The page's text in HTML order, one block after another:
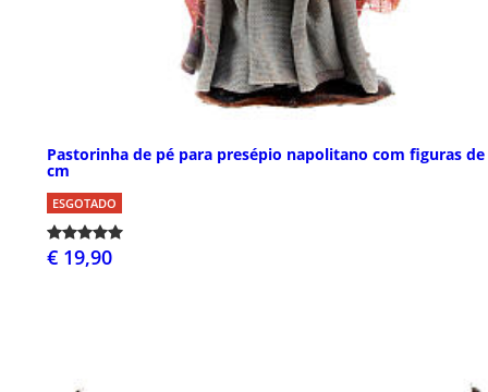
Pastorinha de pé para presépio napolitano com figuras de
cm
ESGOTADO
€ 19,90